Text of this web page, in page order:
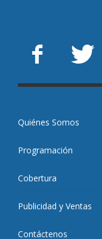
Quiénes Somos
Programación
Cobertura
Publicidad y Ventas
Contáctenos